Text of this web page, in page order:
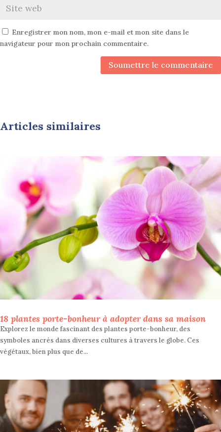
Enregistrer mon nom, mon e-mail et mon site dans le
navigateur pour mon prochain commentaire.
Soumettre le commentaire
Articles similaires
18 plantes porte-bonheur à adopter dans sa maison
Explorez le monde fascinant des plantes porte-bonheur, des
symboles ancrés dans diverses cultures à travers le globe. Ces
végétaux, bien plus que de...